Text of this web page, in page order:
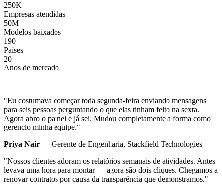
250K+
Empresas atendidas
50M+
Modelos baixados
190+
Países
20+
Anos de mercado
"Eu costumava começar toda segunda-feira enviando mensagens
para seis pessoas perguntando o que elas tinham feito na sexta.
Agora abro o painel e já sei. Mudou completamente a forma como
gerencio minha equipe."
Priya Nair — Gerente de Engenharia, Stackfield Technologies
"Nossos clientes adoram os relatórios semanais de atividades. Antes
levava uma hora para montar — agora são dois cliques. Chegamos a
renovar contratos por causa da transparência que demonstramos."